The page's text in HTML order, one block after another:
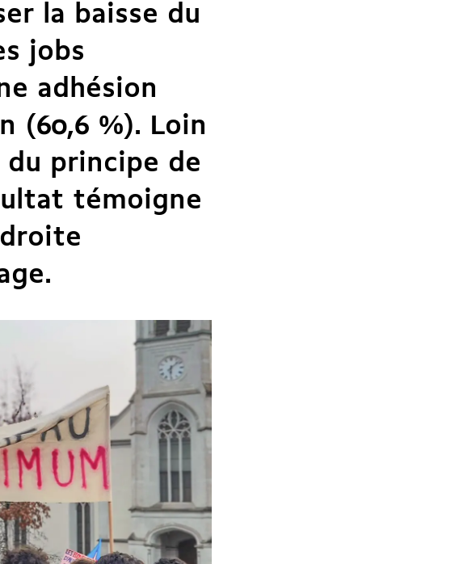
la baisse du
jobs
adhésion
(60,6 %). Loin
principe de
témoigne